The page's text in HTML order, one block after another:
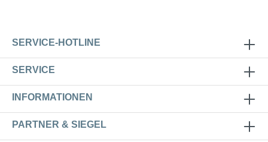
SERVICE-HOTLINE
SERVICE
INFORMATIONEN
PARTNER & SIEGEL